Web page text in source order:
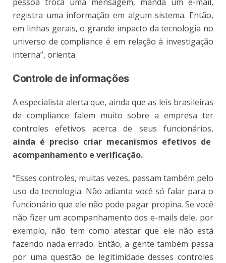
registra uma informação em algum sistema. Então,
em linhas gerais, o grande impacto da tecnologia no
universo de compliance é em relação à investigação
interna”, orienta.
Controle de informações
A especialista alerta que, ainda que as leis brasileiras
de compliance falem muito sobre a empresa ter
controles efetivos acerca de seus funcionários,
ainda é preciso criar mecanismos efetivos de
acompanhamento e verificação.
“Esses controles, muitas vezes, passam também pelo
uso da tecnologia. Não adianta você só falar para o
funcionário que ele não pode pagar propina. Se você
não fizer um acompanhamento dos e-mails dele, por
exemplo, não tem como atestar que ele não está
fazendo nada errado. Então, a gente também passa
por uma questão de legitimidade desses controles